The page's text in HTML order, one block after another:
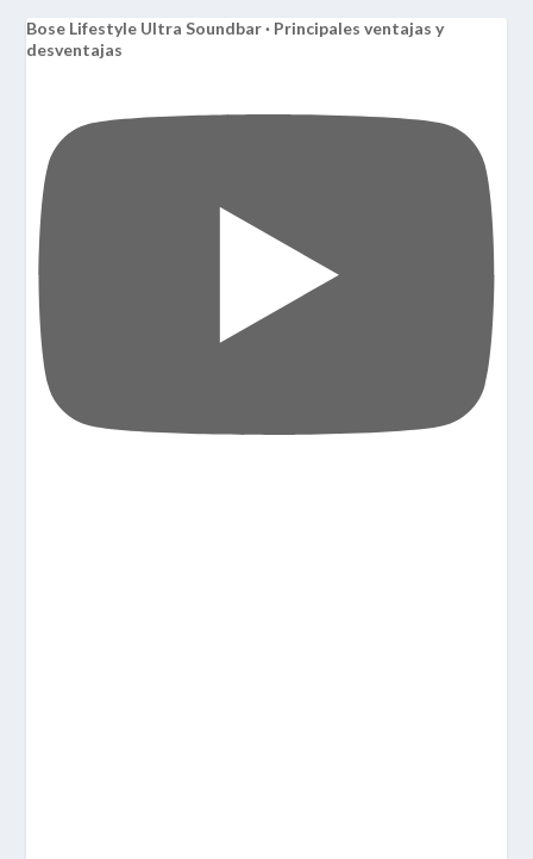
Bose Lifestyle Ultra Soundbar · Principales ventajas y
desventajas